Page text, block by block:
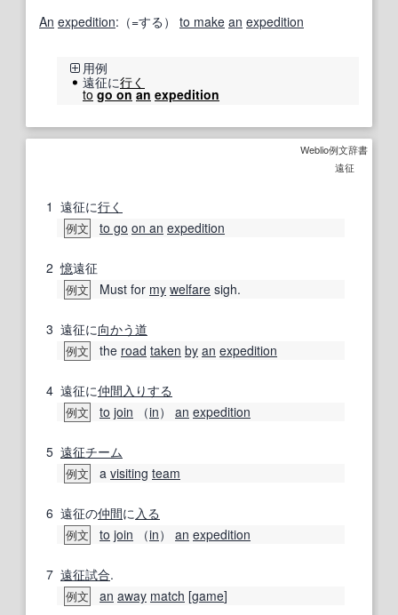
An expedition:（=する） to make an expedition
用例
遠征に行く
to go on an expedition
Weblio例文辞書
遠征
1 遠征に行く
例文 to go on an expedition
2 憶遠征
例文 Must for my welfare sigh.
3 遠征に向かう道
例文 the road taken by an expedition
4 遠征に仲間入りする
例文 to join （in） an expedition
5 遠征チーム
例文 a visiting team
6 遠征の仲間に 入る
例文 to join （in） an expedition
7 遠征試合.
例文 an away match [game]